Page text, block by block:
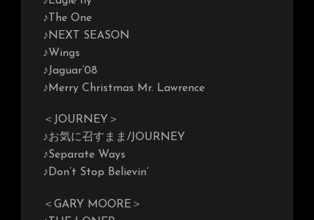
♪The One
♪NEXT SEASON
♪Wings
♪Jaguar’08
♪Merry Christmas Mr. Lawrence
＜JOURNEY＞
♪お気に召すまま/JOURNEY
♪Separate Ways
♪Don’t Stop Believin’
＜GARY MOORE＞